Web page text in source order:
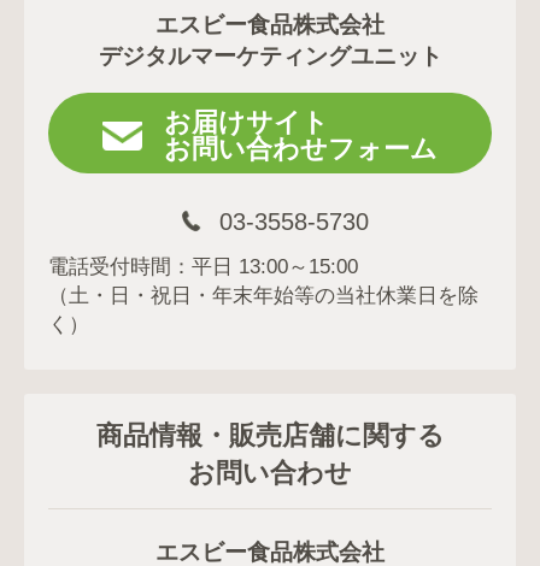
エスビー食品株式会社
デジタルマーケティングユニット
お届けサイト
お問い合わせフォーム
03-3558-5730
電話受付時間：平日 13:00～15:00
（土・日・祝日・年末年始等の当社休業日を除
く）
商品情報・販売店舗に関する
お問い合わせ
エスビー食品株式会社